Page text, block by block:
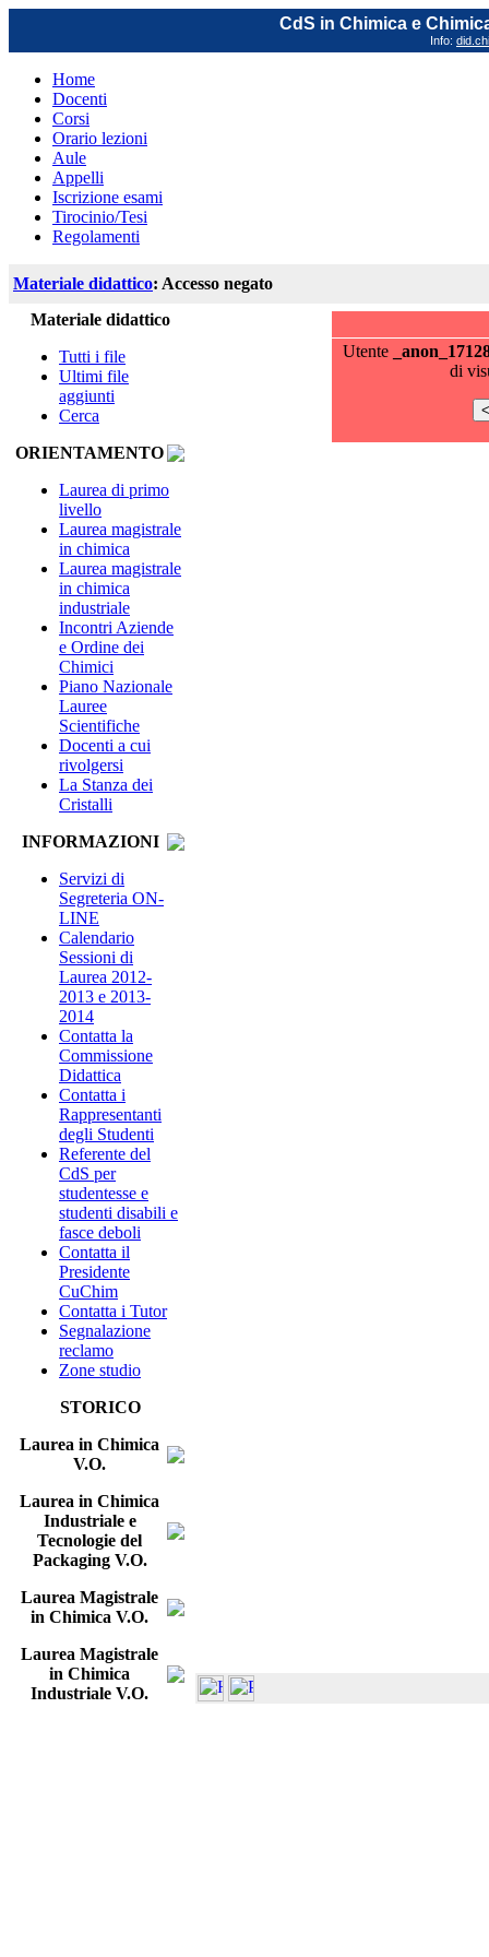
CdS in Chimica e
Info:
Home
Docenti
Corsi
Orario lezioni
Aule
Appelli
Iscrizione esami
Tirocinio/Tesi
Regolamenti
Materiale didattico: Accesso negato
Materiale didattico
Tutti i file
Ultimi file
aggiunti
Cerca
ORIENTAMENTO
Laurea di primo
livello
Laurea magistrale
in chimica
Laurea magistrale
in chimica
industriale
Incontri Aziende
e Ordine dei
Chimici
Piano Nazionale
Lauree
Scientifiche
Docenti a cui
rivolgersi
La Stanza dei
Cristalli
INFORMAZIONI
Servizi di
Segreteria ON-
LINE
Calendario
Sessioni di
Laurea 2012-
2013 e 2013-
2014
Contatta la
Commissione
Didattica
Contatta i
Rappresentanti
degli Studenti
Referente del
CdS per
studentesse e
studenti disabili e
fasce deboli
Contatta il
Presidente
CuChim
Contatta i Tutor
Segnalazione
reclamo
Zone studio
STORICO
Laurea in Chimica
V.O.
Laurea in Chimica
Industriale e
Tecnologie del
Packaging V.O.
Laurea Magistrale
in Chimica V.O.
Laurea Magistrale
in Chimica
Industriale V.O.
Utente
di